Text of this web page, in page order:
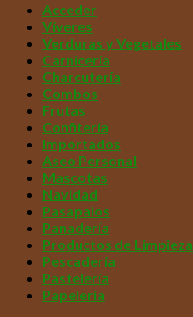
Acceder
Víveres
Verduras y Vegetales
Carnicería
Charcutería
Combos
Frutas
Confitería
Importados
Aseo Personal
Mascotas
Navidad
Pasapalos
Panadería
Productos de Limpieza
Pescadería
Pastelería
Papelería